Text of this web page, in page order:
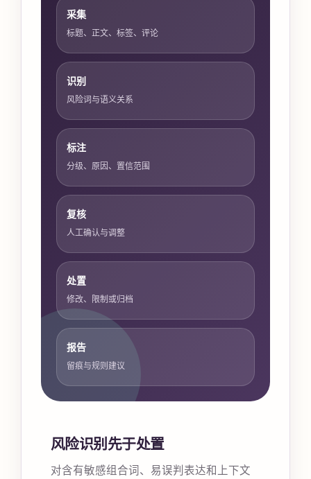
采集
标题、正文、标签、评论
识别
风险词与语义关系
标注
分级、原因、置信范围
复核
人工确认与调整
处置
修改、限制或归档
报告
留痕与规则建议
风险识别先于处置
对含有敏感组合词、易误判表达和上下文